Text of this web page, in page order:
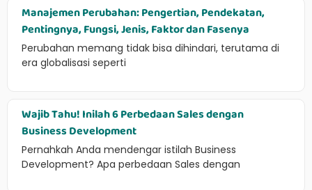
Manajemen Perubahan: Pengertian, Pendekatan,
Pentingnya, Fungsi, Jenis, Faktor dan Fasenya
Perubahan memang tidak bisa dihindari, terutama di
era globalisasi seperti
Wajib Tahu! Inilah 6 Perbedaan Sales dengan
Business Development
Pernahkah Anda mendengar istilah Business
Development? Apa perbedaan Sales dengan